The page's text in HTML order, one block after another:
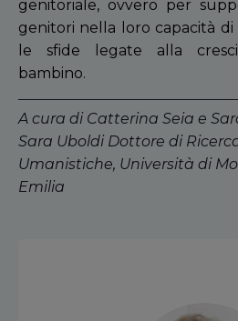
genitoriale, ovvero per
genitori nella loro capacità di
le sfide legate alla
bambino.
A cura di Catterina Seia e
Sara Uboldi Dottore di
Umanistiche, Università di
Emilia